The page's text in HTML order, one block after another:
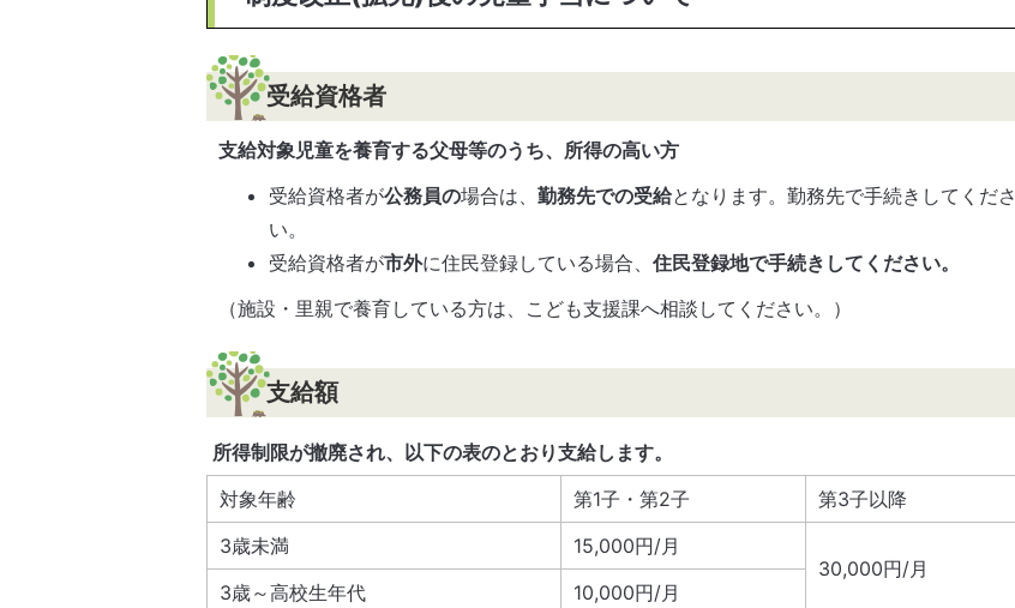
受給資格者
支給対象児童を養育する父母等のうち、所得の高い方
受給資格者が公務員の場合は、勤務先での受給となります。勤務先で手続きしてくださ
い。
受給資格者が市外に住民登録している場合、住民登録地で手続きしてください。
（施設・里親で養育している方は、こども支援課へ相談してください。）
支給額
所得制限が撤廃され、以下の表のとおり支給します。
対象年齢
第1子・第2子
第3子以降
3歳未満
15,000円/月
30,000円/月
3歳～高校生年代
10,000円/月